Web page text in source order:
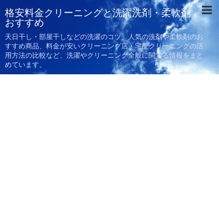
格安料金クリーニングと洗濯洗剤・柔軟剤
おすすめ
天日干し・部屋干しなどの洗濯のコツ、人気の洗剤や柔軟剤のお
すすめ商品、料金が安いクリーニング店・宅配クリーニングの活
用方法の比較など、洗濯やクリーニング全般に関する情報をまと
めています。